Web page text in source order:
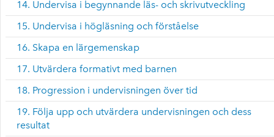
14. Undervisa i begynnande läs- och skrivutveckling
15. Undervisa i högläsning och förståelse
16. Skapa en lärgemenskap
17. Utvärdera formativt med barnen
18. Progression i undervisningen över tid
19. Följa upp och utvärdera undervisningen och dess
resultat